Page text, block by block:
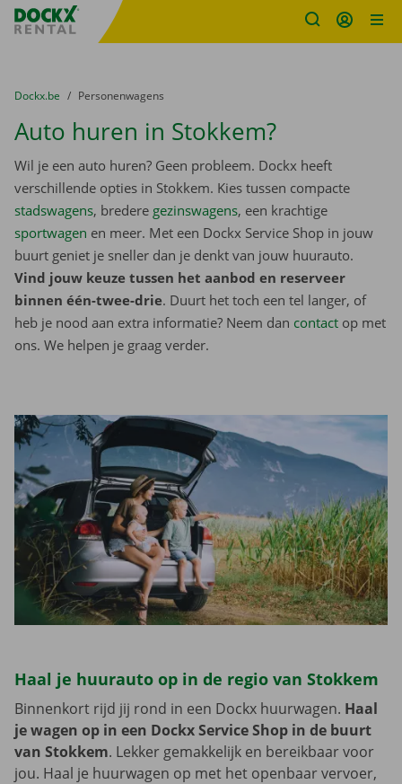
Fratello DEMO
U bevindt zich hier:
van
Dockx.be naar
Personenwagens
Auto huren in Stokkem?
Wil je een auto huren? Geen probleem. Dockx heeft
verschillende opties in Stokkem. Kies tussen compacte
stadswagens, bredere gezinswagens, een krachtige
sportwagen en meer. Met een Dockx Service Shop in jouw
buurt geniet je sneller dan je denkt van jouw huurauto.
Vind jouw keuze tussen het aanbod en reserveer
binnen één-twee-drie. Duurt het toch een tel langer, of
heb je nood aan extra informatie? Neem dan contact op met
ons. We helpen je graag verder.
Haal je huurauto op in de regio van Stokkem
Binnenkort rijd jij rond in een Dockx huurwagen. Haal
je wagen op in een Dockx Service Shop in de buurt
van Stokkem. Lekker gemakkelijk en bereikbaar voor
jou. Haal je huurwagen op met het openbaar vervoer,